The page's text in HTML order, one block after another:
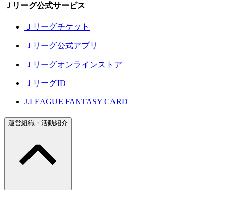
Ｊリーグ公式サービス
Ｊリーグチケット
Ｊリーグ公式アプリ
Ｊリーグオンラインストア
ＪリーグID
J.LEAGUE FANTASY CARD
運営組織・活動紹介